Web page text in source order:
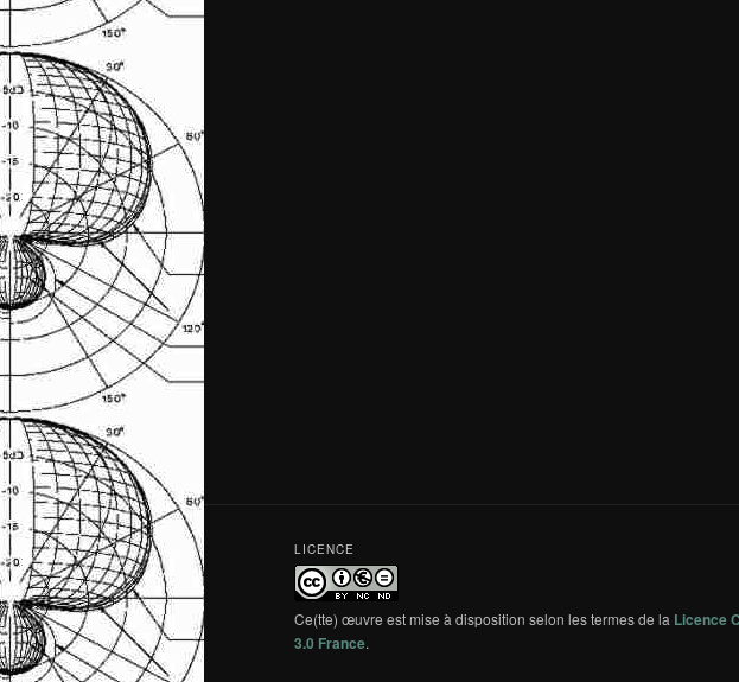
LICENCE
Ce(tte) œuvre est mise à disposition selon les termes de la Licence
3.0 France.